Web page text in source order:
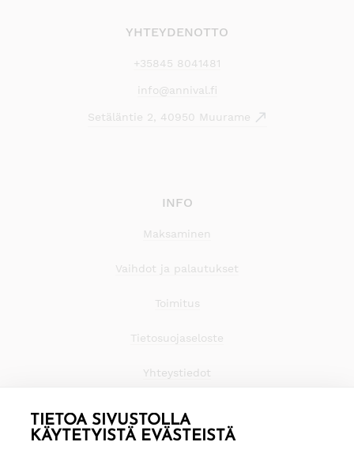
TIETOA SIVUSTOLLA
KÄYTETYISTÄ EVÄSTEISTÄ
YHTEYDENOTTO
+35845 8041481
info@annival.fi
Setäläntie 2, 40950 Muurame
INFO
Maksaminen
Vaihdot ja palautukset
Toimitus
Tietosuojaseloste
Yhteystiedot